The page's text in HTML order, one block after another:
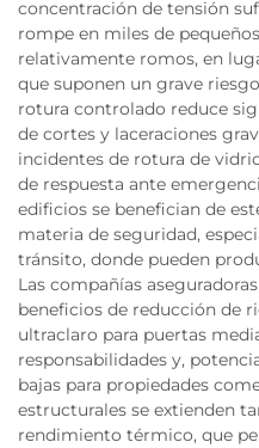
concentración de tensión
rompe en miles de
relativamente romos, en
que suponen un grave
rotura controlado reduce
de cortes y laceraciones
incidentes de rotura de
de respuesta ante
edificios se benefician de
materia de seguridad,
tránsito, donde pueden
Las compañías
beneficios de reducción de
ultraclaro para puertas
responsabilidades y,
bajas para propiedades
estructurales se extienden
rendimiento térmico, que